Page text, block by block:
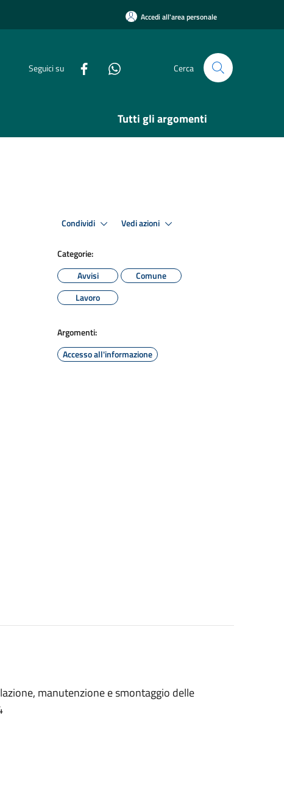
Accedi all'area personale
Seguici su Cerca
Tutti gli argomenti
Condividi Vedi azioni
Categorie:
Avvisi
Comune
Lavoro
Argomenti:
Accesso all'informazione
manutenzione e smontaggio delle